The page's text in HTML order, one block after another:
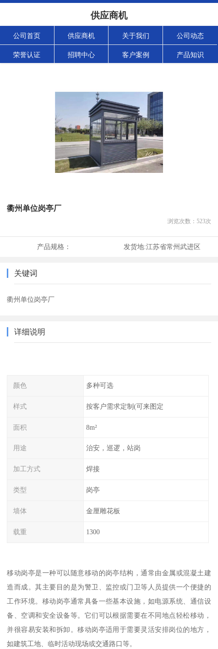
供应商机
公司首页 供应商机 关于我们 公司动态
荣誉认证 招聘中心 客户案例 产品知识
衢州单位岗亭厂
浏览次数： 523次
产品规格： 发货地:江苏省常州武进区
关键词
衢州单位岗亭厂
详细说明
颜色 多种可选
样式 按客户需求定制(可来图定
面积 8m²
用途 治安，巡逻，站岗
加工方式 焊接
类型 岗亭
墙体 金厘雕花板
载重 1300
移动岗亭是一种可以随意移动的岗亭结构，通常由金属或混凝土建
造而成。其主要目的是为警卫、监控或门卫等人员提供一个便捷的
工作环境。移动岗亭通常具备一些基本设施，如电源系统、通信设
备、空调和安全设备等。它们可以根据需要在不同地点轻松移动，
并很容易安装和拆卸。移动岗亭适用于需要灵活安排岗位的地方，
如建筑工地、临时活动现场或交通路口等。